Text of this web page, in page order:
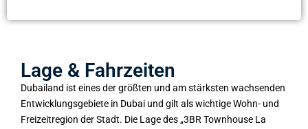
Lage & Fahrzeiten
Dubailand ist eines der größten und am stärksten wachsenden
Entwicklungsgebiete in Dubai und gilt als wichtige Wohn- und
Freizeitregion der Stadt. Die Lage des „3BR Townhouse La